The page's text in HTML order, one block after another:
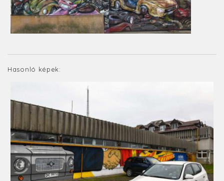
Hasonló képek: